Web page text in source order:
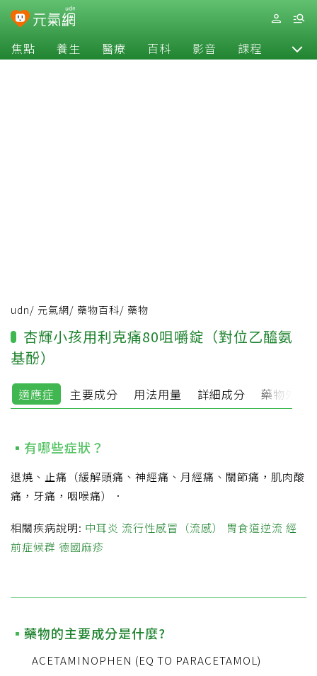
焦點 養生 醫療 百科 影音 課程 退休
udn/ 元氣網/ 藥物百科/ 藥物
杏輝小孩用利克痛80咀嚼錠（對位乙醯氨
基酚）
適應症 主要成分 用法用量 詳細成分 藥物外觀
有哪些症狀？
退燒、止痛（緩解頭痛、神經痛、月經痛、關節痛，肌肉酸
痛，牙痛，咽喉痛）．
相關疾病說明: 中耳炎 流行性感冒（流感） 胃食道逆流 經
前症候群 德國麻疹
藥物的主要成分是什麼?
ACETAMINOPHEN (EQ TO PARACETAMOL)